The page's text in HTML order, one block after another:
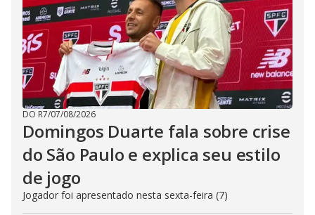
DO R7/07/08/2026
Domingos Duarte fala sobre crise
do São Paulo e explica seu estilo
de jogo
Jogador foi apresentado nesta sexta-feira (7)